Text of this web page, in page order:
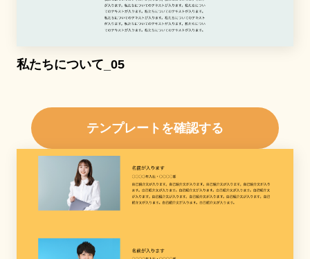
私たちについて_05
テンプレートを確認する